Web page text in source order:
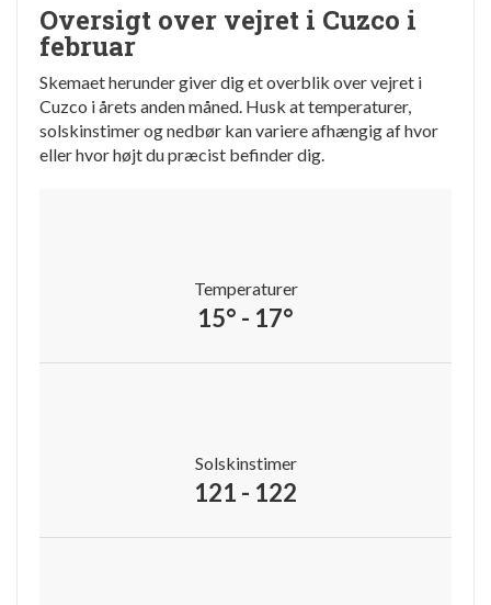
Oversigt over vejret i Cuzco i
februar
Skemaet herunder giver dig et overblik over vejret i
Cuzco i årets anden måned. Husk at temperaturer,
solskinstimer og nedbør kan variere afhængig af hvor
eller hvor højt du præcist befinder dig.
Temperaturer
15° - 17°
Solskinstimer
121 - 122